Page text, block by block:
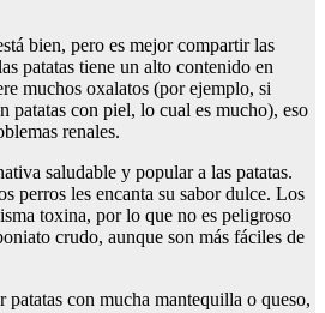
bien, pero es mejor compartir las
patatas tiene un alto contenido en
muchos oxalatos (por ejemplo, si
patatas con piel, lo cual es mucho), eso
renales.
saludable y popular a las patatas.
perros les encanta su sabor dulce. Los
toxina, por lo que no es peligroso
crudo, aunque son más fáciles de
patatas con mucha mantequilla o queso,